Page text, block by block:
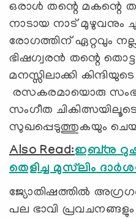
ഒരാൾ തന്റെ മകന്റെ
നാടായ നാട് മുഴുവനും
രോഗത്തിന് ഏറ്റവും
ഭിഷഗ്വരൻ തന്റെ
മനസ്സിലാക്കി
രസകരമായൊരു
സംഗീത
സുഖപ്പെടുത്തുകയും
Also Read:ഇബ്‌നു
തെളിച്ച മുസ്‌ലിം
ജ്യോതിഷത്തിൽ
പല ഭാവി